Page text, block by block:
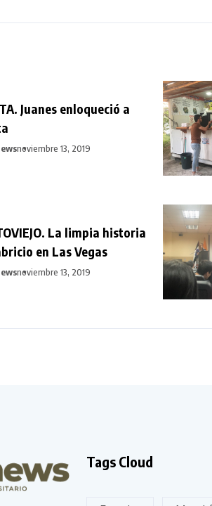
Juanes enloqueció a
noviembre 13, 2019
La limpia historia
en Las Vegas
noviembre 13, 2019
Tags Cloud